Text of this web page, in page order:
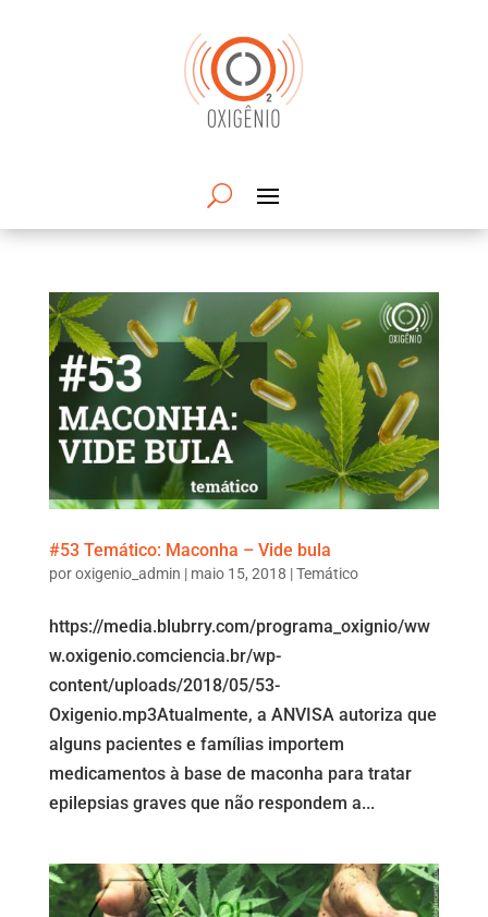
#53 Temático: Maconha – Vide bula
poroxigenio_admin | maio 15, 2018 |Temático
https://media.blubrry.com/programa_oxignio/ww
w.oxigenio.comciencia.br/wp-
content/uploads/2018/05/53-
Oxigenio.mp3Atualmente, a ANVISA autoriza que
alguns pacientes e famílias importem
medicamentos à base de maconha para tratar
epilepsias graves que não respondem a...